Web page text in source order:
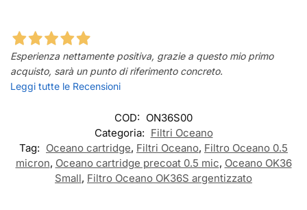
Esperienza nettamente positiva, grazie a questo mio primo
acquisto, sarà un punto di riferimento concreto.
Leggi tutte le Recensioni
COD: ON36S00
Categoria: Filtri Oceano
Tag: Oceano cartridge, Filtri Oceano, Filtro Oceano 0.5
micron, Oceano cartridge precoat 0.5 mic, Oceano OK36
Small, Filtro Oceano OK36S argentizzato